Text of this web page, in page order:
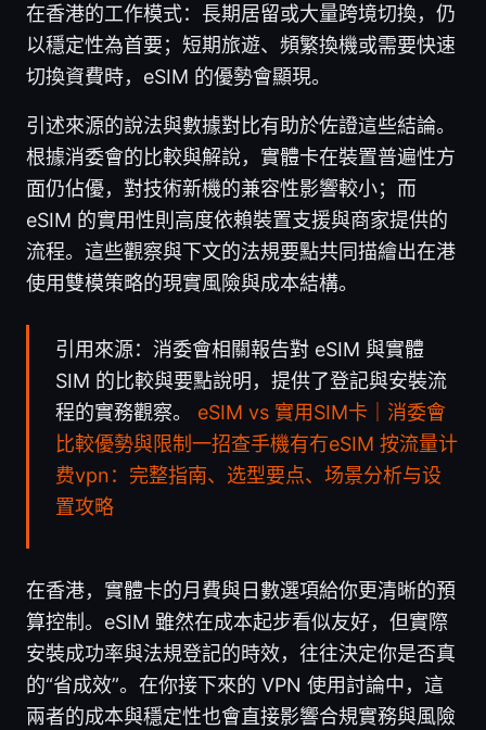
在香港的工作模式：長期居留或大量跨境切換，仍
以穩定性為首要；短期旅遊、頻繁換機或需要快速
切換資費時，eSIM 的優勢會顯現。
引述來源的說法與數據對比有助於佐證這些結論。
根據消委會的比較與解說，實體卡在裝置普遍性方
面仍佔優，對技術新機的兼容性影響較小；而
eSIM 的實用性則高度依賴裝置支援與商家提供的
流程。這些觀察與下文的法規要點共同描繪出在港
使用雙模策略的現實風險與成本結構。
引用來源：消委會相關報告對 eSIM 與實體
SIM 的比較與要點說明，提供了登記與安裝流
程的實務觀察。 eSIM vs 實用SIM卡｜消委會
比較優勢與限制一招查手機有冇eSIM 按流量计
费vpn：完整指南、选型要点、场景分析与设
置攻略
在香港，實體卡的月費與日數選項給你更清晰的預
算控制。eSIM 雖然在成本起步看似友好，但實際
安裝成功率與法規登記的時效，往往決定你是否真
的“省成效”。在你接下來的 VPN 使用討論中，這
兩者的成本與穩定性也會直接影響合規實務與風險